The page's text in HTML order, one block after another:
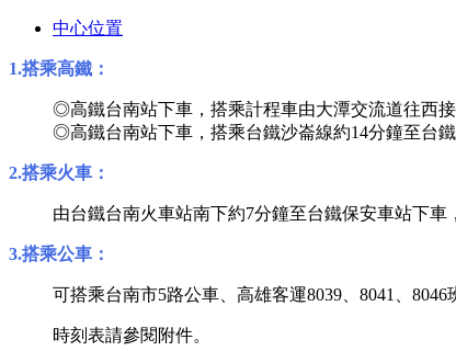
中心位置
1.搭乘高鐵：
◎高鐵台南站下車，搭乘計程車由大潭交流道往西
◎高鐵台南站下車，搭乘台鐵沙崙線約14分鐘至台
2.搭乘火車：
由台鐵台南火車站南下約7分鐘至台鐵保安車站下車
3.搭乘公車：
可搭乘台南市5路公車、高雄客運8039、8041、8046
時刻表請參閱附件。